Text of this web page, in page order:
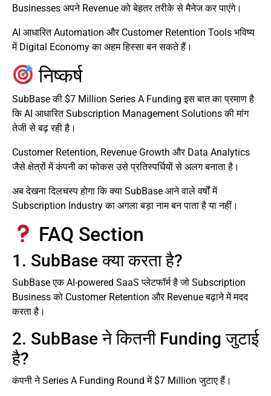
Businesses अपने Revenue को बेहतर तरीके से मैनेज कर पाएंगे।
AI आधारित Automation और Customer Retention Tools भविष्य
में Digital Economy का अहम हिस्सा बन सकते हैं।
निष्कर्ष
SubBase की $7 Million Series A Funding इस बात का प्रमाण है
कि AI आधारित Subscription Management Solutions की मांग
तेजी से बढ़ रही है।
Customer Retention, Revenue Growth और Data Analytics
जैसे क्षेत्रों में कंपनी का फोकस उसे प्रतिस्पर्धियों से अलग बनाता है।
अब देखना दिलचस्प होगा कि क्या SubBase आने वाले वर्षों में
Subscription Industry का अगला बड़ा नाम बन पाता है या नहीं।
FAQ Section
1. SubBase क्या करता है?
SubBase एक AI-powered SaaS प्लेटफॉर्म है जो Subscription
Business को Customer Retention और Revenue बढ़ाने में मदद
करता है।
2. SubBase ने कितनी Funding जुटाई
है?
कंपनी ने Series A Funding Round में $7 Million जुटाए हैं।